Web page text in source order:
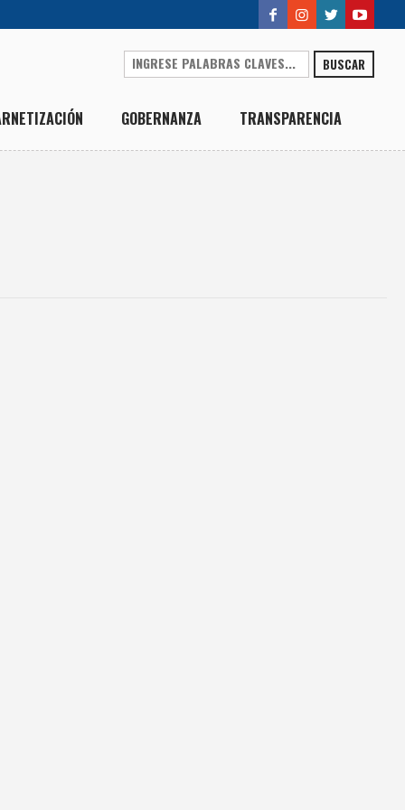
BUSCAR
GOBERNANZA TRANSPARENCIA